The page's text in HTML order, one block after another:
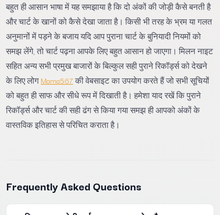
बहुत ही आसान भाषा में यह समझाया है कि दो अंकों की जोड़ी कैसे बनती है
और चार्ट के खानों को कैसे देखा जाता है। किसी भी तरह के भ्रम या गलत
अनुमानों में पड़ने के बजाय यदि आप पुराना चार्ट के बुनियादी नियमों को
समझ लेंगे, तो चार्ट पढ़ना आपके लिए बहुत आसान हो जाएगा। मिलन नाइट
सहित अन्य सभी प्रमुख बाजारों के बिल्कुल सही पुराने रिकॉर्ड्स को देखने
के लिए लोग Mama567की वेबसाइट का उपयोग करते हैं जो सभी सूचियों
को बहुत ही साफ और सीधे रूप में दिखाती है। हमेशा याद रखें कि पुराने
रिकॉर्ड्स और चार्ट की सही ढंग से किया गया समझ ही आपको अंकों के
वास्तविक इतिहास से परिचित कराता है।
Frequently Asked Questions